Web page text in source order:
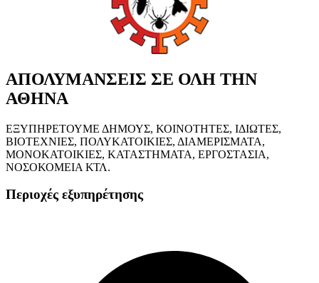
ΑΠΟΛΥΜΑΝΣΕΙΣ ΣΕ ΟΛΗ ΤΗΝ
ΑΘΗΝΑ
ΕΞΥΠΗΡΕΤΟΥΜΕ ΔΗΜΟΥΣ, ΚΟΙΝΟΤΗΤΕΣ, ΙΔΙΩΤΕΣ,
ΒΙΟΤΕΧΝΙΕΣ, ΠΟΛΥΚΑΤΟΙΚΙΕΣ, ΔΙΑΜΕΡΙΣΜΑΤΑ,
ΜΟΝΟΚΑΤΟΙΚΙΕΣ, ΚΑΤΑΣΤΗΜΑΤΑ, ΕΡΓΟΣΤΑΣΙΑ,
ΝΟΣΟΚΟΜΕΙΑ ΚΤΛ.
Περιοχές εξυπηρέτησης